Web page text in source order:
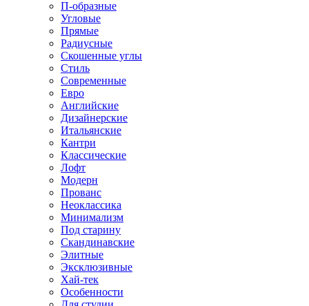
П-образные
Угловые
Прямые
Радиусные
Скошенные углы
Стиль
Современные
Евро
Английские
Дизайнерские
Итальянские
Кантри
Классические
Лофт
Модерн
Прованс
Неоклассика
Минимализм
Под старину
Скандинавские
Элитные
Эксклюзивные
Хай-тек
Особенности